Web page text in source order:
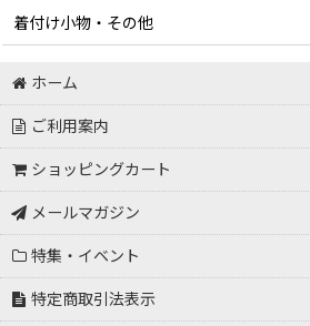
着付け小物・その他
ホーム
ご利用案内
ショッピングカート
メールマガジン
特集・イベント
特定商取引法表示